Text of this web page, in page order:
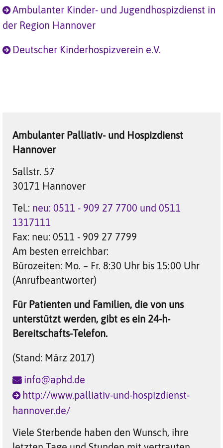
Ambulanter Kinder- und Jugendhospizdienst in
der Region Hannover
Deutscher Kinderhospizverein e.V.
Ambulanter Palliativ- und Hospizdienst
Hannover
Sallstr. 57
30171 Hannover
Tel.: neu: 0511 - 909 27 7700 und 0511
1317111
Fax: neu: 0511 - 909 27 7799
Am besten erreichbar:
Bürozeiten: Mo. – Fr. 8:30 Uhr bis 15:00 Uhr
(Anrufbeantworter)
Für Patienten und Familien, die von uns
unterstützt werden, gibt es ein 24-h-
Bereitschafts-Telefon.
(Stand: März 2017)
info@aphd.de
http://www.palliativ-und-hospizdienst-
hannover.de/
Viele Sterbende haben den Wunsch, ihre